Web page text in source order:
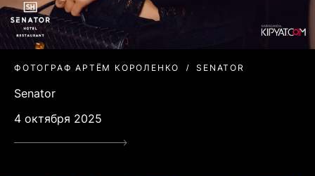
ФОТОГРАФ АРТЁМ КОРОЛЕНКО SENATOR
Senator
4 октября 2025